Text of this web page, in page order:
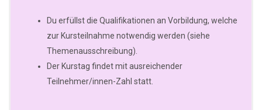
Du erfüllst die Qualifikationen an Vorbildung, welche
zur Kursteilnahme notwendig werden (siehe
Themenausschreibung).
Der Kurstag findet mit ausreichender
Teilnehmer/innen-Zahl statt.